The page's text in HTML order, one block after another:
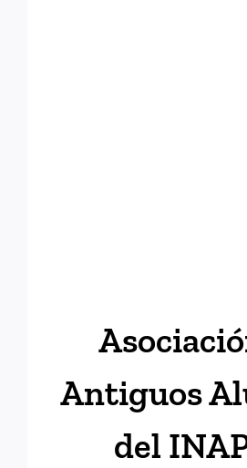
Antiguos
del